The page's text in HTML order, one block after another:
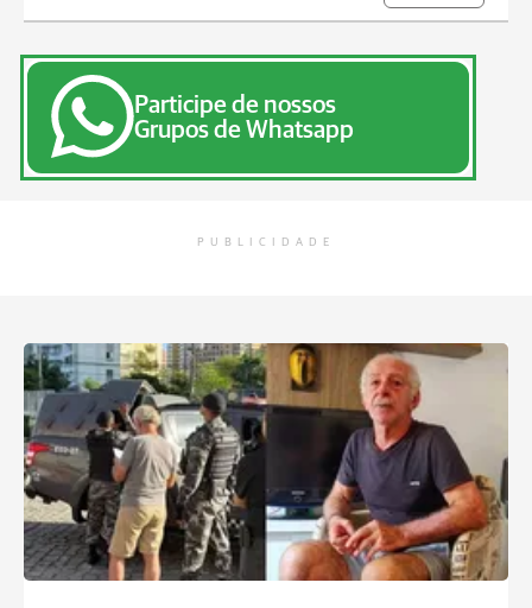
Participe de nossos
Grupos de Whatsapp
PUBLICIDADE